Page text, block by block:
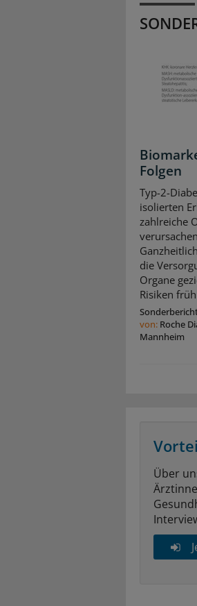
Folgen
Typ-2-
isolierten
zahlreiche
die
Organe
Risiken
von: Roche
Mannheim
Über